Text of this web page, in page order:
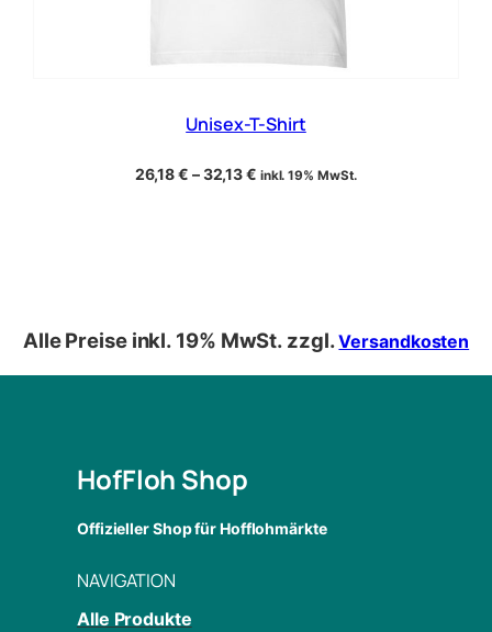
Unisex-T-Shirt
26,18€ –32,13€ inkl. 19% MwSt.
Alle Preise inkl. 19% MwSt. zzgl.Versandkosten
HofFloh Shop
Offizieller Shop für Hofflohmärkte
NAVIGATION
Alle Produkte